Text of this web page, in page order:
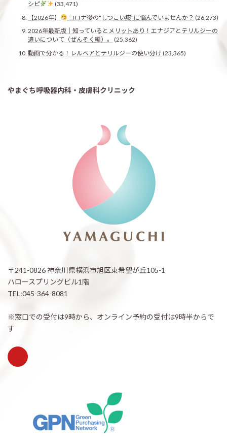
シピ
(33,471)
【2026年】
コロナ後の"しつこい痰"に悩んでいませんか？ (26,273)
2026年最新版｜知っているとメリットあり！エナジアとテリルジーの
違いについて（ぜんそく編）。
(25,362)
動画で分かる！レルベアとテリルジーの使い分け (23,365)
やまぐち呼吸器内科・皮膚科クリニック
〒241-0826 神奈川県横浜市旭区東希望が丘105-1
ハロースプリングビル1階
TEL:045-364-8081
※窓口での受付は9時から、オンライン予約の受付は9時半からで
す